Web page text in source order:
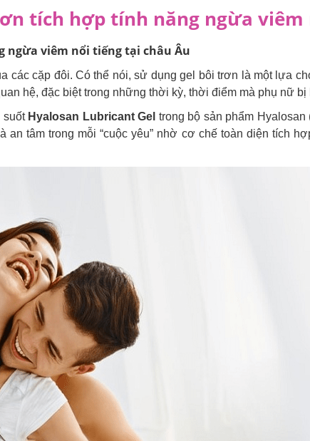
tích hợp tính năng ngừa
ngừa viêm nổi tiếng tại châu Âu
các cặp đôi. Có thể nói, sử dụng gel bôi trơn là một lựa
hệ, đặc biệt trong những thời kỳ, thời điểm mà phụ nữ bị
suốt Hyalosan Lubricant Gel trong bộ sản phẩm
tâm trong mỗi “cuộc yêu” nhờ cơ chế toàn diện tích